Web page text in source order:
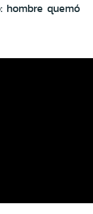
hombre quemó